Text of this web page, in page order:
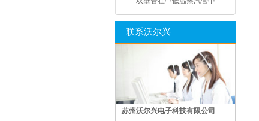
联系沃尔兴
苏州沃尔兴电子科技有限公司